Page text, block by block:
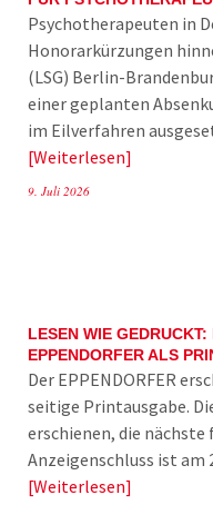
Psychotherapeuten in
Honorarkürzungen
(LSG) Berlin-
einer geplanten
im Eilverfahren
Weiterlesen
9. Juli 2026
LESEN WIE GEDRUCKT:
EPPENDORFER ALS
Der EPPENDORFER
seitige Printausgabe.
erschienen, die nächste
Anzeigenschluss ist
Weiterlesen